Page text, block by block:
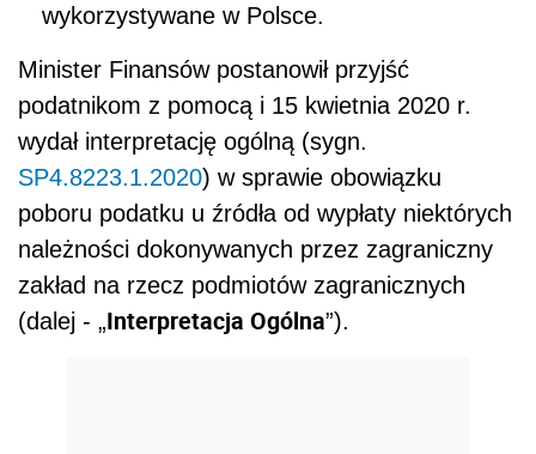
wykorzystywane w Polsce.
Minister Finansów postanowił przyjść
podatnikom z pomocą i 15 kwietnia 2020 r.
wydał interpretację ogólną (sygn.
SP4.8223.1.2020) w sprawie obowiązku
poboru podatku u źródła od wypłaty niektórych
należności dokonywanych przez zagraniczny
zakład na rzecz podmiotów zagranicznych
(dalej - „Interpretacja Ogólna”).